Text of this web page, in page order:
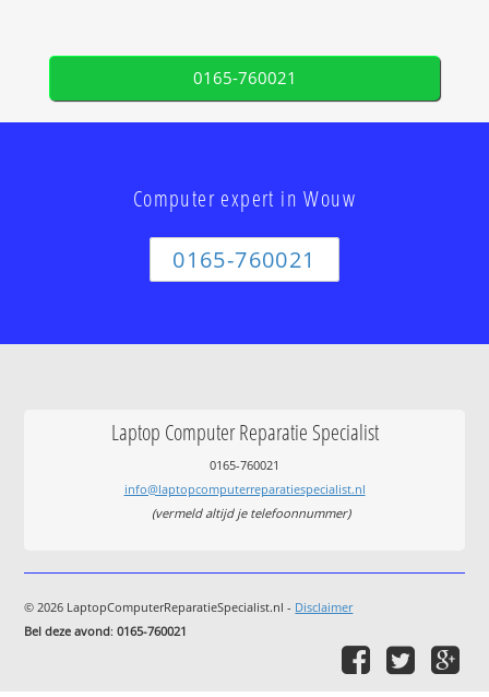
0165-760021
Computer expert in Wouw
0165-760021
Laptop Computer Reparatie Specialist
0165-760021
info@laptopcomputerreparatiespecialist.nl
(vermeld altijd je telefoonnummer)
© 2026 LaptopComputerReparatieSpecialist.nl - Disclaimer
Bel deze avond:0165-760021